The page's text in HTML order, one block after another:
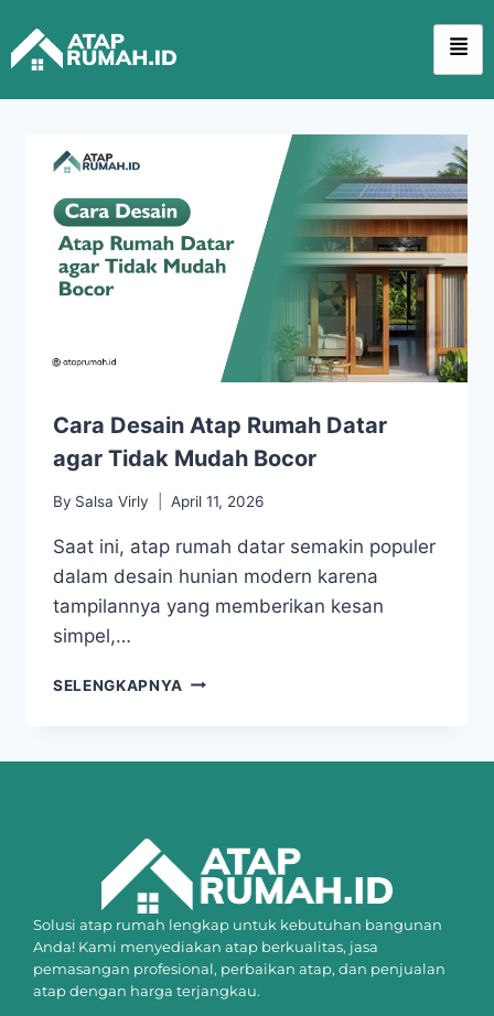
Cara Desain Atap Rumah Datar
agar Tidak Mudah Bocor
By Salsa Virly April 11, 2026
Saat ini, atap rumah datar semakin populer
dalam desain hunian modern karena
tampilannya yang memberikan kesan
simpel,…
SELENGKAPNYA
Solusi atap rumah lengkap untuk kebutuhan bangunan
Anda! Kami menyediakan atap berkualitas, jasa
pemasangan profesional, perbaikan atap, dan penjualan
atap dengan harga terjangkau.